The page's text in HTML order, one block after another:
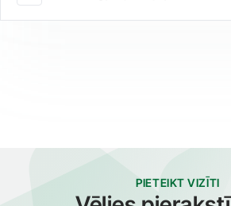
PIETEIKT VIZĪTI